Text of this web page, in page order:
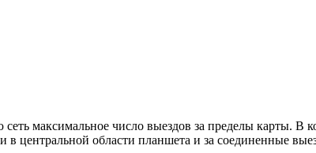
максимальное число выездов за пределы карты.
в центральной области планшета и за соединенные